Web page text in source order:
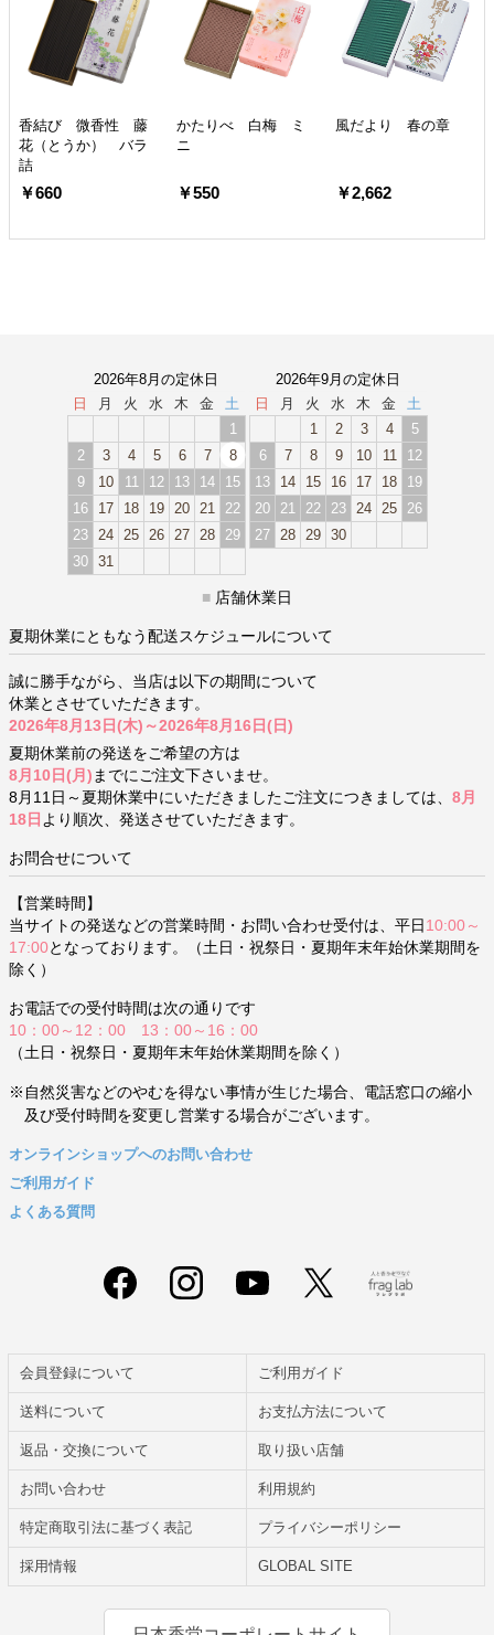
香結び 微香性 藤
花（とうか） バラ
詰
￥660
かたりべ 白梅 ミ
ニ
￥550
風だより 春の章
￥2,662
2026年8月の定休日
日
月 火 水 木 金
土
1
2
3 4 5 6 7
8
9
10 11 12 13 14
15
16
17 18 19 20 21
22
23
24 25 26 27 28
29
30 31
2026年9月の定休日
日
月 火 水 木 金
土
1
2 3 4
5
6
7 8 9 10 11
12
13
14 15 16 17 18
19
20
21 22 23 24 25
26
27
28 29 30
■ 店舗休業日
夏期休業にともなう配送スケジュールについて
誠に勝手ながら、当店は以下の期間について
休業とさせていただきます。
2026年8月13日(木)～2026年8月16日(日)
夏期休業前の発送をご希望の方は
8月10日(月) までにご注文下さいませ。
8月11日～夏期休業中にいただきましたご注文につきましては、 8月
18日 より順次、発送させていただきます。
お問合せについて
【営業時間】
当サイトの発送などの営業時間・お問い合わせ受付は、平日 10:00～
17:00となっております。（土日・祝祭日・夏期年末年始休業期間を
除く）
お電話での受付時間は次の通りです
10：00～12：00 13：00～16：00
（土日・祝祭日・夏期年末年始休業期間を除く）
※自然災害などのやむを得ない事情が生じた場合、電話窓口の縮小
及び受付時間を変更し営業する場合がございます。
オンラインショップへのお問い合わせ
ご利用ガイド
よくある質問
会員登録について ご利用ガイド
送料について お支払方法について
返品・交換について 取り扱い店舗
お問い合わせ 利用規約
特定商取引法に基づく表記 プライバシーポリシー
採用情報 GLOBAL SITE